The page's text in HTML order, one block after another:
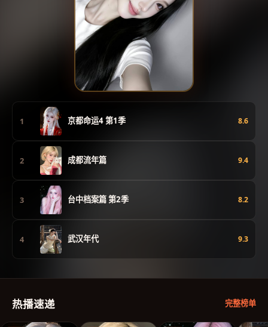
1 京都命运4 第1季 8.6
2 成都流年篇 9.4
3 台中档案篇 第2季 8.2
4 武汉年代 9.3
热播速递 完整榜单